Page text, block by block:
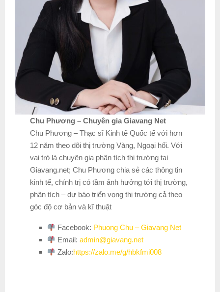
Chu Phương – Chuyên gia Giavang Net
Chu Phương – Thạc sĩ Kinh tế Quốc tế với hơn
12 năm theo dõi thị trường Vàng, Ngoại hối. Với
vai trò là chuyên gia phân tích thị trường tại
Giavang.net; Chu Phương chia sẻ các thông tin
kinh tế, chính trị có tầm ảnh hưởng tới thị trường,
phân tích – dự báo triển vọng thị trường cả theo
góc độ cơ bản và kĩ thuật
Facebook: Phuong Chu – Giavang Net
Email:admin@giavang.net
Zalo:https://zalo.me/g/hbkfmi008